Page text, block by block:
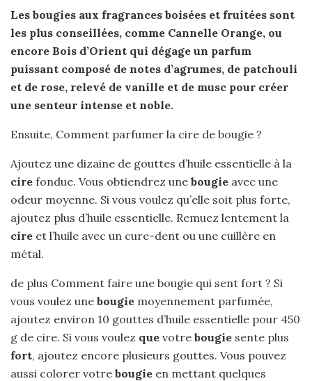
Les bougies aux fragrances boisées et fruitées sont
les plus conseillées, comme Cannelle Orange, ou
encore Bois d’Orient qui dégage un parfum
puissant composé de notes d’agrumes, de patchouli
et de rose, relevé de vanille et de musc pour créer
une senteur intense et noble.
Ensuite, Comment parfumer la cire de bougie ?
Ajoutez une dizaine de gouttes d’huile essentielle à la
cire fondue. Vous obtiendrez une bougie avec une
odeur moyenne. Si vous voulez qu’elle soit plus forte,
ajoutez plus d’huile essentielle. Remuez lentement la
cire et l’huile avec un cure-dent ou une cuillère en
métal.
de plus Comment faire une bougie qui sent fort ? Si
vous voulez une bougie moyennement parfumée,
ajoutez environ 10 gouttes d’huile essentielle pour 450
g de cire. Si vous voulez que votre bougie sente plus
fort, ajoutez encore plusieurs gouttes. Vous pouvez
aussi colorer votre bougie en mettant quelques